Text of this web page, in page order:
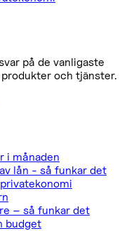
på de vanligaste
och tjänster.
i månaden
lån - så funkar det
– så funkar det
budget